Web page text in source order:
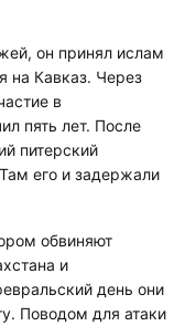
он принял ислам
на Кавказ. Через
в
пять лет. После
питерский
его и задержали
обвиняют
и
день они
Поводом для атаки